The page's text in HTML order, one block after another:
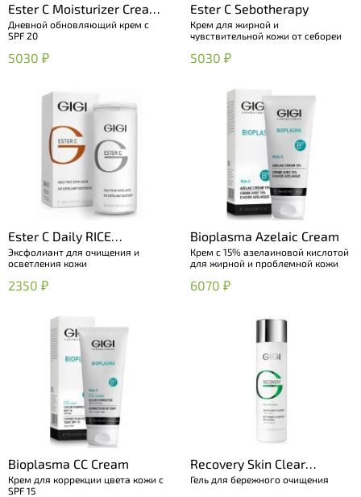
Ester C Moisturizer Cream
SPF 20
Дневной обновляющий крем с
SPF 20
5030 ₽
Ester C Sebotherapy
Крем для жирной и
чувствительной кожи от себореи
5030 ₽
Ester C Daily RICE
Exfoliator
Эксфолиант для очищения и
осветления кожи
2350 ₽
Bioplasma Azelaic Cream
Крем с 15% азелаиновой кислотой
для жирной и проблемной кожи
6070 ₽
Bioplasma CC Cream
Крем для коррекции цвета кожи с
SPF 15
Recovery Skin Clear
Cleanser
Гель для бережного очищения